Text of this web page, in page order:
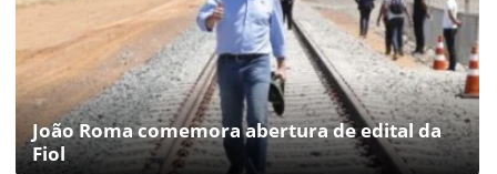
João Roma comemora abertura de edital da
Fiol